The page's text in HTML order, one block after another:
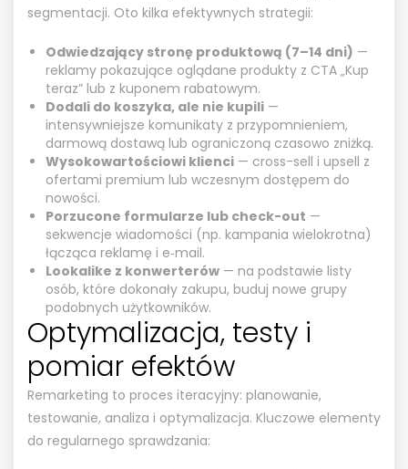
segmentacji. Oto kilka efektywnych strategii:
Odwiedzający stronę produktową (7–14 dni) —
reklamy pokazujące oglądane produkty z CTA „Kup
teraz” lub z kuponem rabatowym.
Dodali do koszyka, ale nie kupili —
intensywniejsze komunikaty z przypomnieniem,
darmową dostawą lub ograniczoną czasowo zniżką.
Wysokowartościowi klienci — cross-sell i upsell z
ofertami premium lub wczesnym dostępem do
nowości.
Porzucone formularze lub check-out —
sekwencje wiadomości (np. kampania wielokrotna)
łącząca reklamę i e‑mail.
Lookalike z konwerterów — na podstawie listy
osób, które dokonały zakupu, buduj nowe grupy
podobnych użytkowników.
Optymalizacja, testy i
pomiar efektów
Remarketing to proces iteracyjny: planowanie,
testowanie, analiza i optymalizacja. Kluczowe elementy
do regularnego sprawdzania: